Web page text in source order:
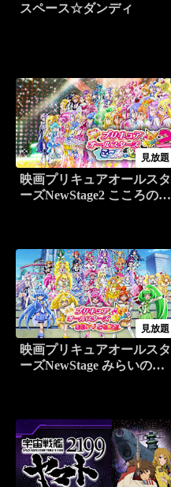
スペース☆ダンディ
見放題
映画プリキュアオールスタ
ーズNewStage2 こころのと
見放題
映画プリキュアオールスタ
ーズNewStage みらいのと